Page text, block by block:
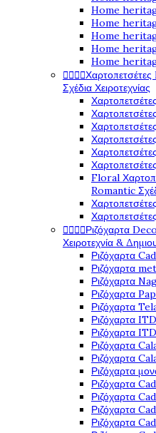
Home
Home
Home
Home
Home

Σχέδια Χειροτεχνίας
Floral
Romantic
Ριζόχαρτα
Χειροτεχνία &
Ριζόχαρτα
Ριζόχαρτα
Ριζόχαρτα
Ριζόχαρτα
Ριζόχαρτα
Ριζόχαρτα
Ριζόχαρτα
Ριζόχαρτα
Ριζόχαρτα
Ριζόχαρτα
Ριζόχαρτα
Ριζόχαρτα
Ριζόχαρτα
Ριζόχαρτα